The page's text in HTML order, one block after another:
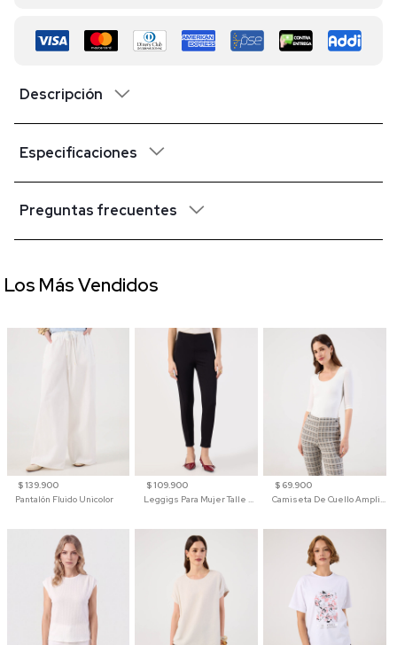
Descripción
Especificaciones
Preguntas frecuentes
$ 139.900
Pantalón Fluido Unicolor
$ 109.900
Leggigs Para Mujer Talle Alto Liso
$ 69.900
Camiseta De Cuello Amplio Y Manga 3/4 Para Mujer
Los Más Vendidos